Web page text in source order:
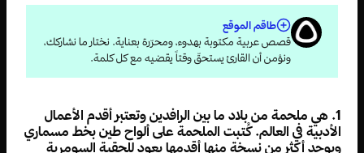
طاقم الموقع
قصص عربية مكتوبة بهدوء، ومحرّرة بعناية. نختار ما نشاركك،
ونؤمن أن القارئ يستحقّ وقتاً يقضيه مع كل كلمة.
1. هي ملحمة من بلاد ما بين الرافدين وتعتبر أقدم الأعمال
الأدبية في العالم. كُتبت الملحمة على ألواح طين بخط مسماري
ويوجد أكثر من نسخة منها أقدمها يعود للحقبة السومرية